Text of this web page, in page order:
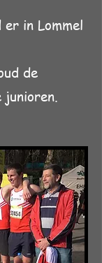
in Lommel
de
junioren.